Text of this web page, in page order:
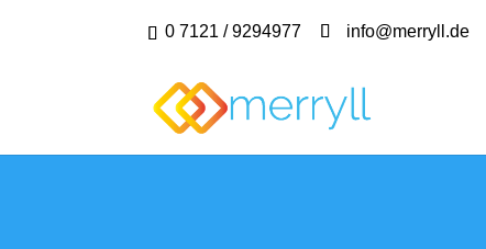
0 7121 / 9294977 info@merryll.de